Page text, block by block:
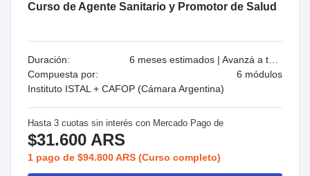
Curso de Agente Sanitario y Promotor de Salud
Duración:
Compuesta por:
6 módulos
Instituto ISTAL + CAFOP (Cámara Argentina)
Hasta 3 cuotas sin interés con Mercado Pago de
$31.600 ARS
1 pago de $94.800 ARS (Curso completo)